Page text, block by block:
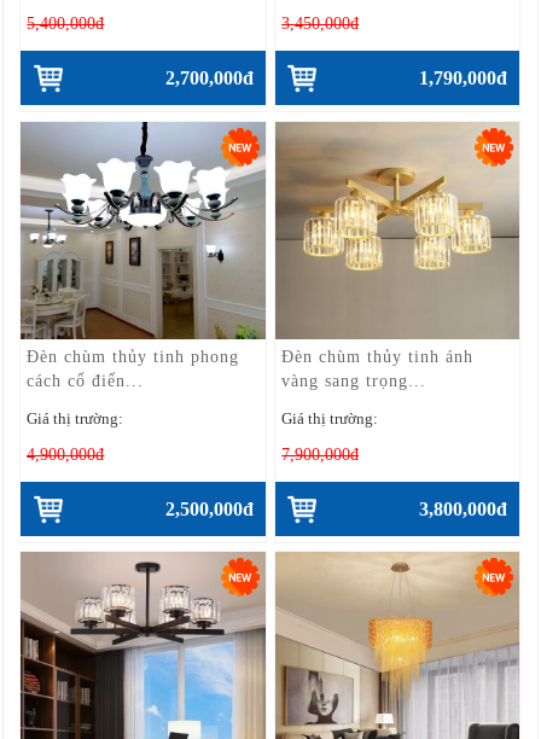
5,400,000đ
2,700,000đ
3,450,000đ
1,790,000đ
Đèn chùm thủy tinh phong
cách cổ điển...
Giá thị trường:
4,900,000đ
2,500,000đ
Đèn chùm thủy tinh ánh
vàng sang trọng...
Giá thị trường:
7,900,000đ
3,800,000đ